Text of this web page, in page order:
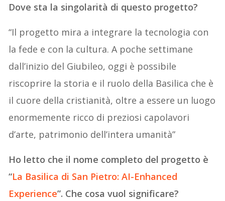
Dove sta la singolarità di questo progetto?
“Il progetto mira a integrare la tecnologia con
la fede e con la cultura. A poche settimane
dall’inizio del Giubileo, oggi è possibile
riscoprire la storia e il ruolo della Basilica che è
il cuore della cristianità, oltre a essere un luogo
enormemente ricco di preziosi capolavori
d’arte, patrimonio dell’intera umanità”
Ho letto che il nome completo del progetto è
“La Basilica di San Pietro: AI-Enhanced
Experience”. Che cosa vuol significare?